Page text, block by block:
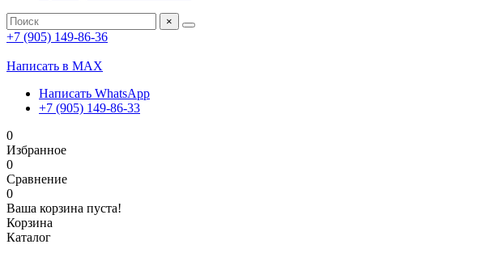
×
+7 (905) 149-86-36
Написать в MAX
Написать WhatsApp
+7 (905) 149-86-33
0
Избранное
0
Сравнение
0
Ваша корзина пуста!
Корзина
Каталог